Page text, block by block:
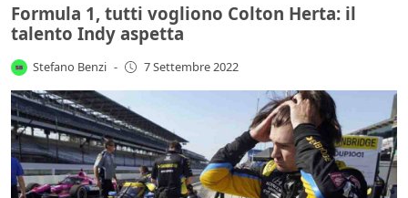
Formula 1, tutti vogliono Colton Herta: il
talento Indy aspetta
Stefano Benzi - 7 Settembre 2022